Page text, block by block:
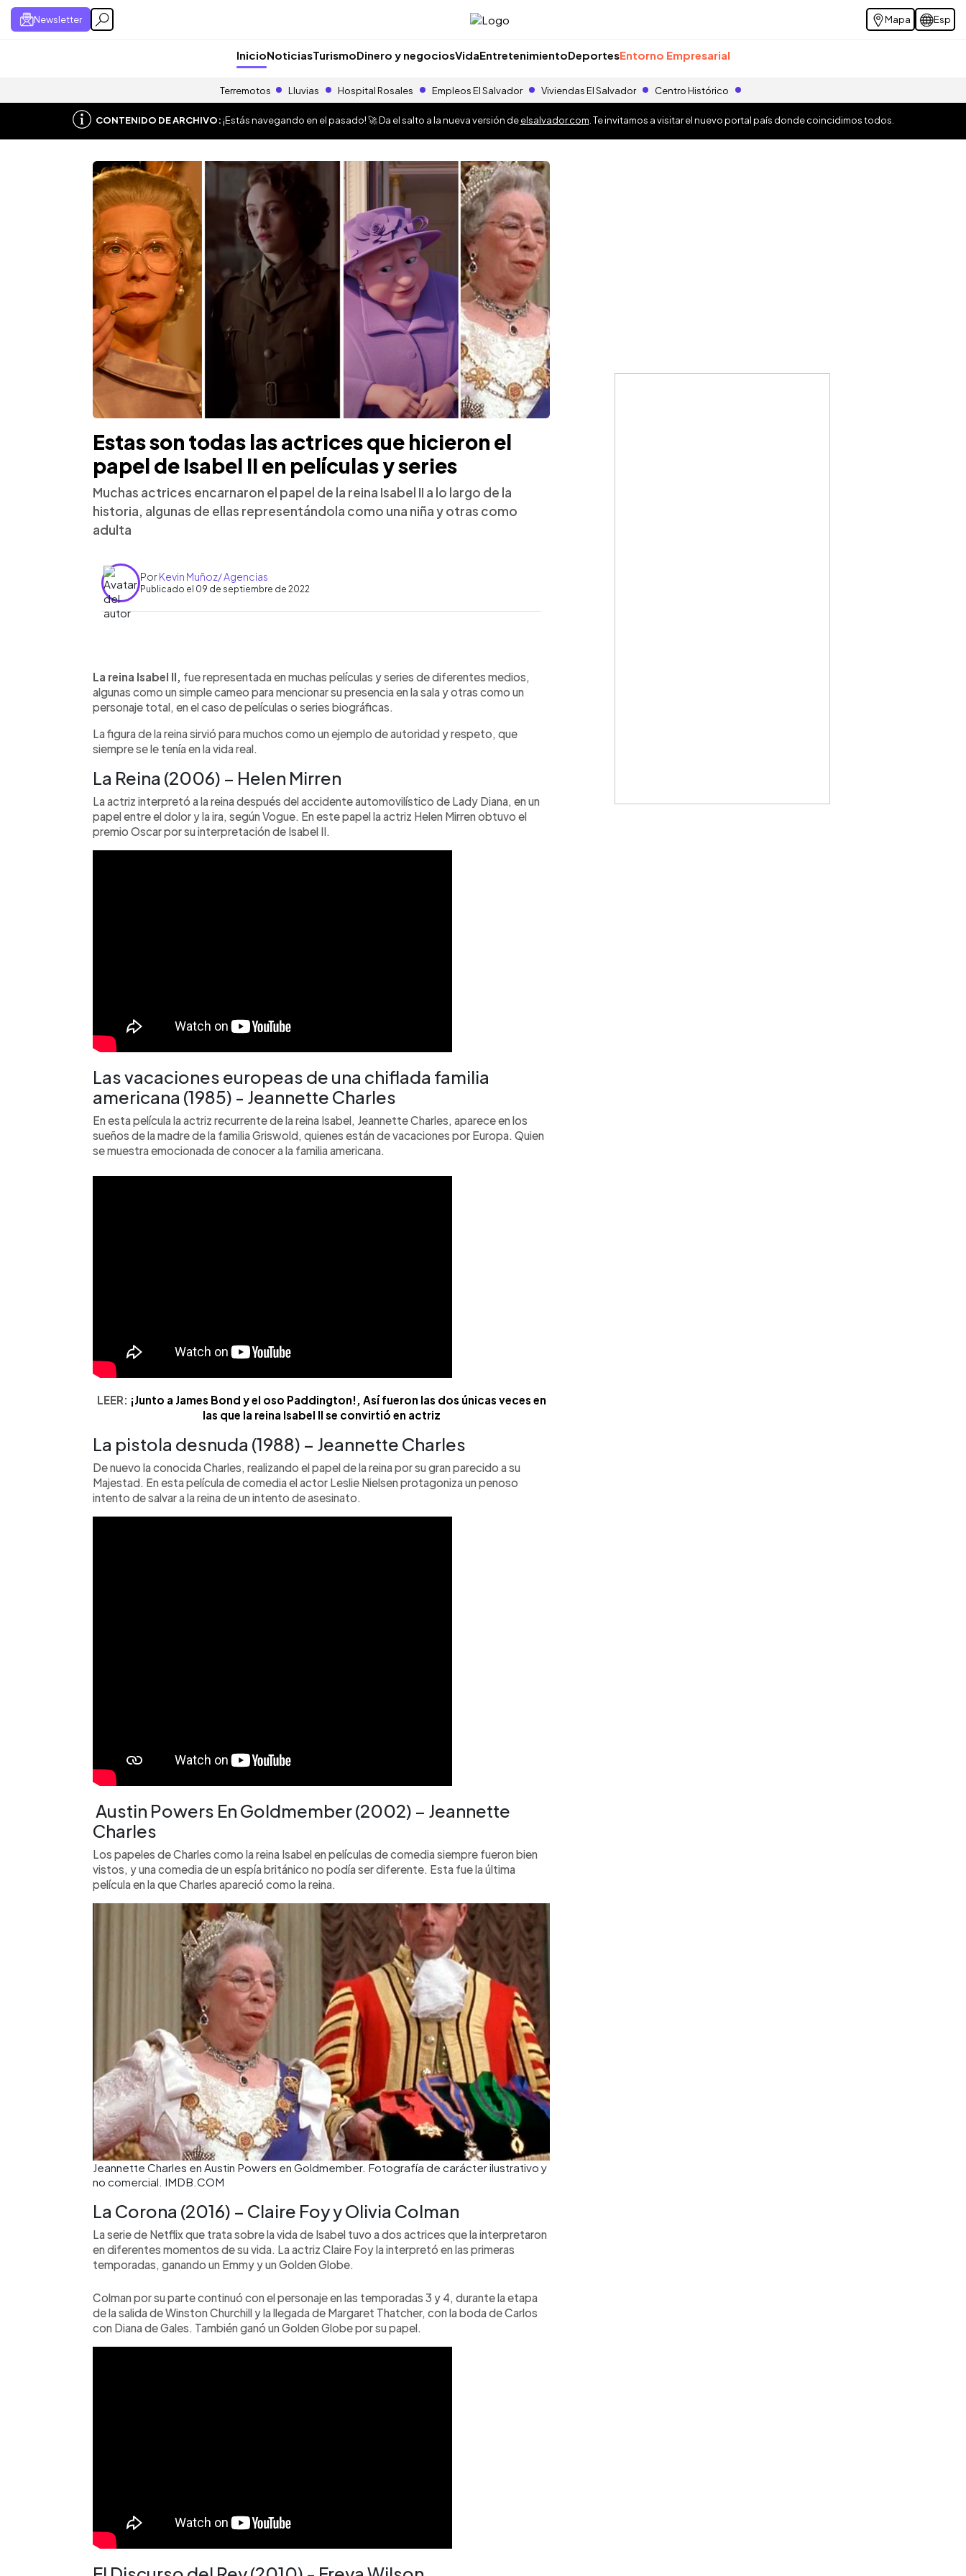
Newsletter Mapa Esp
InicioNoticiasTurismoDinero y negociosVidaEntretenimientoDeportesEntorno Empresarial
Terremotos Lluvias Hospital Rosales Empleos El Salvador Viviendas El Salvador Centro Histórico
CONTENIDO DE ARCHIVO:¡Estás navegando en el pasado! 🚀 Da el salto a la nueva versión deelsalvador.com . Te invitamos a visitar el nuevo portal país donde coincidimos todos.
Estas son todas las actrices que hicieron el
papel de Isabel II en películas y series
Muchas actrices encarnaron el papel de la reina Isabel II a lo largo de la
historia, algunas de ellas representándola como una niña y otras como
adulta
PorKevin Muñoz/ Agencias
Publicado el 09 de septiembre de 2022
► Escuchar artículo
La reina Isabel II, fue representada en muchas películas y series de diferentes medios,
algunas como un simple cameo para mencionar su presencia en la sala y otras como un
personaje total, en el caso de películas o series biográficas.
La figura de la reina sirvió para muchos como un ejemplo de autoridad y respeto, que
siempre se le tenía en la vida real.
La Reina (2006) – Helen Mirren
La actriz interpretó a la reina después del accidente automovilístico de Lady Diana, en un
papel entre el dolor y la ira, según Vogue. En este papel la actriz Helen Mirren obtuvo el
premio Oscar por su interpretación de Isabel II.
Las vacaciones europeas de una chiflada familia
americana (1985) - Jeannette Charles
En esta película la actriz recurrente de la reina Isabel, Jeannette Charles, aparece en los
sueños de la madre de la familia Griswold, quienes están de vacaciones por Europa. Quien
se muestra emocionada de conocer a la familia americana.
LEER: ¡Junto a James Bond y el oso Paddington!, Así fueron las dos únicas veces en
las que la reina Isabel II se convirtió en actriz
La pistola desnuda (1988) – Jeannette Charles
De nuevo la conocida Charles, realizando el papel de la reina por su gran parecido a su
Majestad. En esta película de comedia el actor Leslie Nielsen protagoniza un penoso
intento de salvar a la reina de un intento de asesinato.
Austin Powers En Goldmember (2002) – Jeannette
Charles
Los papeles de Charles como la reina Isabel en películas de comedia siempre fueron bien
vistos, y una comedia de un espía británico no podía ser diferente. Esta fue la última
película en la que Charles apareció como la reina.
Jeannette Charles en Austin Powers en Goldmember. Fotografía de carácter ilustrativo y
no comercial. IMDB.COM
La Corona (2016) – Claire Foy y Olivia Colman
La serie de Netflix que trata sobre la vida de Isabel tuvo a dos actrices que la interpretaron
en diferentes momentos de su vida. La actriz Claire Foy la interpretó en las primeras
temporadas, ganando un Emmy y un Golden Globe.
Colman por su parte continuó con el personaje en las temporadas 3 y 4, durante la etapa
de la salida de Winston Churchill y la llegada de Margaret Thatcher, con la boda de Carlos
con Diana de Gales. También ganó un Golden Globe por su papel.